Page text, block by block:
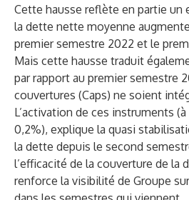
Cette hausse reflète en partie un
la dette nette moyenne
premier semestre 2022 et le
Mais cette hausse traduit
par rapport au premier semestre
couvertures (Caps) ne soient
L’activation de ces instruments
0,2%), explique la quasi
la dette depuis le second
l’efficacité de la couverture de la
renforce la visibilité de Groupe